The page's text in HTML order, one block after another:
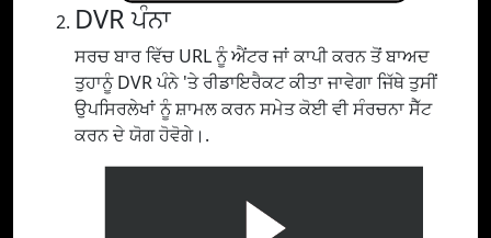
DVR ਪੰਨਾ
ਸਰਚ ਬਾਰ ਵਿੱਚ URL ਨੂੰ ਐਂਟਰ ਜਾਂ ਕਾਪੀ ਕਰਨ ਤੋਂ ਬਾਅਦ
ਤੁਹਾਨੂੰ DVR ਪੰਨੇ 'ਤੇ ਰੀਡਾਇਰੈਕਟ ਕੀਤਾ ਜਾਵੇਗਾ ਜਿੱਥੇ ਤੁਸੀਂ
ਉਪਸਿਰਲੇਖਾਂ ਨੂੰ ਸ਼ਾਮਲ ਕਰਨ ਸਮੇਤ ਕੋਈ ਵੀ ਸੰਰਚਨਾ ਸੈੱਟ
ਕਰਨ ਦੇ ਯੋਗ ਹੋਵੋਗੇ।.